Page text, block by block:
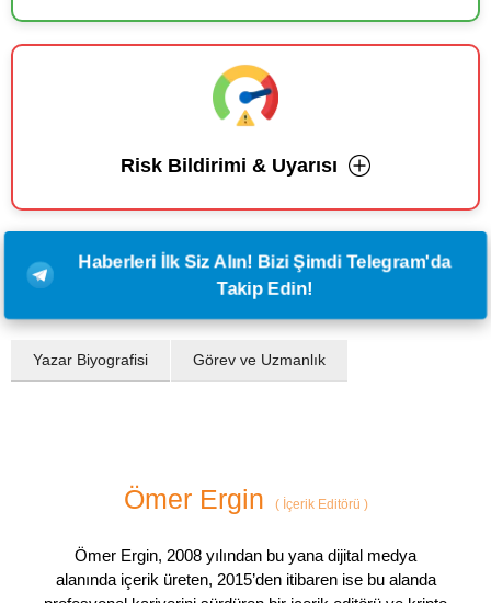
Risk Bildirimi & Uyarısı
Haberleri İlk Siz Alın! Bizi Şimdi Telegram'da
Takip Edin!
Yazar Biyografisi Görev ve Uzmanlık
Ömer Ergin (İçerik Editörü )
Ömer Ergin, 2008 yılından bu yana dijital medya
alanında içerik üreten, 2015’den itibaren ise bu alanda